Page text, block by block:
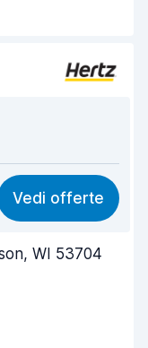
8,3
8,1
8,2
8,2
Vedi offerte
WI 53704